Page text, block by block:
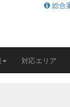
総合
対応エリア